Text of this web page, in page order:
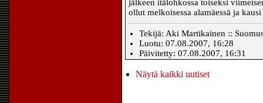
jälkeen itälohkossa toiseksi
ollut melkoisessa alamäessä ja
Tekijä: Aki Martikainen ::
Luotu: 07.08.2007, 16:28
Päivitetty: 07.08.2007, 16:31
Näytä kaikki uutiset